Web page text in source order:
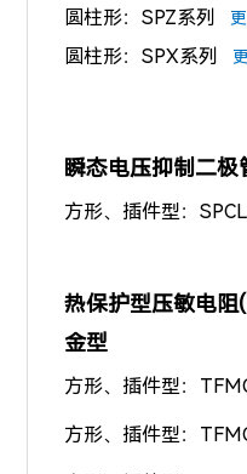
圆柱形：SPZ系列
圆柱形：SPX系列
瞬态电压抑制二
方形、插件型：
热保护型压敏电
金型
方形、插件型：
方形、插件型：